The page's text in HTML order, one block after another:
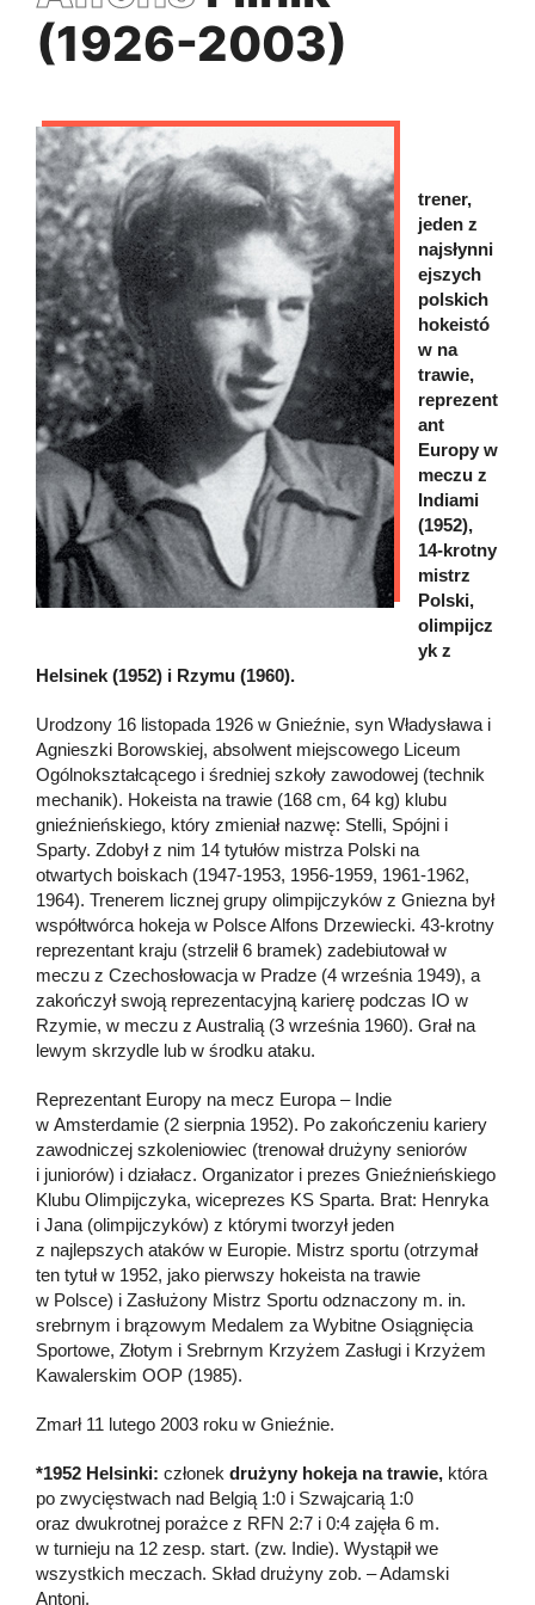
(1926-2003)
trener,
jeden z
najsłynni
ejszych
polskich
hokeistó
w na
trawie,
reprezent
ant
Europy w
meczu z
Indiami
(1952),
14-krotny
mistrz
Polski,
olimpijcz
yk z
Helsinek (1952) i Rzymu (1960).
Urodzony 16 listopada 1926 w Gnieźnie, syn Władysława i
Agnieszki Borowskiej, absolwent miejscowego Liceum
Ogólnokształcącego i średniej szkoły zawodowej (technik
mechanik). Hokeista na trawie (168 cm, 64 kg) klubu
gnieźnieńskiego, który zmieniał nazwę: Stelli, Spójni i
Sparty. Zdobył z nim 14 tytułów mistrza Polski na
otwartych boiskach (1947-1953, 1956-1959, 1961-1962,
1964). Trenerem licznej grupy olimpijczyków z Gniezna był
współtwórca hokeja w Polsce Alfons Drzewiecki. 43-krotny
reprezentant kraju (strzelił 6 bramek) zadebiutował w
meczu z Czechosłowacja w Pradze (4 września 1949), a
zakończył swoją reprezentacyjną karierę podczas IO w
Rzymie, w meczu z Australią (3 września 1960). Grał na
lewym skrzydle lub w środku ataku.
Reprezentant Europy na mecz Europa – Indie
w Amsterdamie (2 sierpnia 1952). Po zakończeniu kariery
zawodniczej szkoleniowiec (trenował drużyny seniorów
i juniorów) i działacz. Organizator i prezes Gnieźnieńskiego
Klubu Olimpijczyka, wiceprezes KS Sparta. Brat: Henryka
i Jana (olimpijczyków) z którymi tworzył jeden
z najlepszych ataków w Europie. Mistrz sportu (otrzymał
ten tytuł w 1952, jako pierwszy hokeista na trawie
w Polsce) i Zasłużony Mistrz Sportu odznaczony m. in.
srebrnym i brązowym Medalem za Wybitne Osiągnięcia
Sportowe, Złotym i Srebrnym Krzyżem Zasługi i Krzyżem
Kawalerskim OOP (1985).
Zmarł 11 lutego 2003 roku w Gnieźnie.
*1952 Helsinki: członek drużyny hokeja na trawie, która
po zwycięstwach nad Belgią 1:0 i Szwajcarią 1:0
oraz dwukrotnej porażce z RFN 2:7 i 0:4 zajęła 6 m.
w turnieju na 12 zesp. start. (zw. Indie). Wystąpił we
wszystkich meczach. Skład drużyny zob. – Adamski
Antoni.